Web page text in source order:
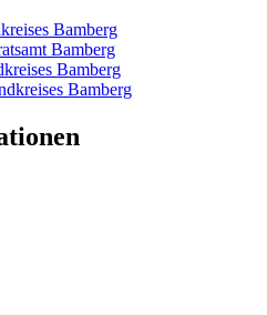
Bamberg
Bamberg
Bamberg
Bamberg